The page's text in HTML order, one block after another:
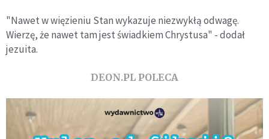
"Nawet w więzieniu Stan wykazuje niezwykłą odwagę.
Wierzę, że nawet tam jest świadkiem Chrystusa" - dodał
jezuita.
DEON.PL POLECA